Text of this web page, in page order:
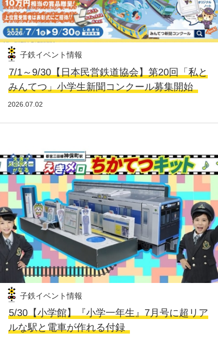
子鉄イベント情報
7/1～9/30【日本民営鉄道協会】第20回「私と
みんてつ」小学生新聞コンクール募集開始
2026.07.02
子鉄イベント情報
5/30【小学館】『小学一年生』7月号に超リア
ルな駅と電車が作れる付録